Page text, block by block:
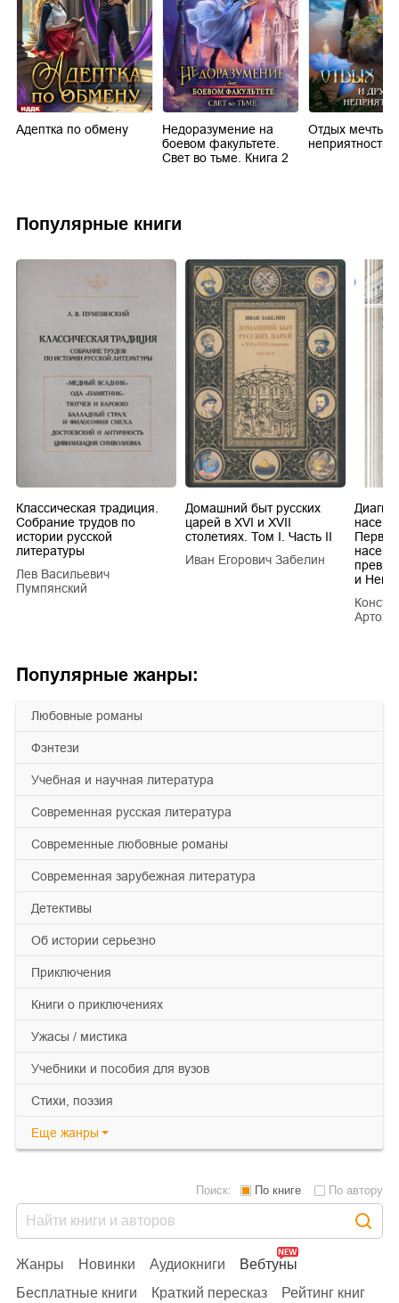
Популярные жанры:
любовные романы
фэнтези
учебная и научная литература
современная русская литература
современные любовные романы
современная зарубежная литература
детективы
об истории серьезно
приключения
книги о приключениях
ужасы / мистика
учебники и пособия для вузов
cтихи, поэзия
Еще жанры
Адептка по обмену
Недоразумение на
боевом факультете.
Свет во тьме. Книга 2
Отдых мечты и
неприятности
Популярные книги
Классическая традиция.
Собрание трудов по
истории русской
литературы
Лев Васильевич
Пумпянский
Домашний быт русских
царей в XVI и XVII
столетиях. Том I. Часть II
Иван Егорович Забелин
и
Жанры Новинки Аудиокниги
Вебтуны
Бесплатные книги
Краткий пересказ Рейтинг книг
Поиск: По книге По автору